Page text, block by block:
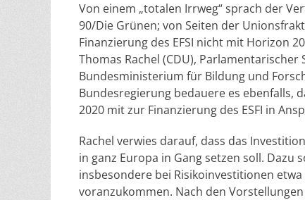
Von einem „totalen Irrweg“ sprach der
90/Die Grünen; von Seiten der
Finanzierung des EFSI nicht mit Horizon
Thomas Rachel (CDU), Parlamentarischer
Bundesministerium für Bildung und
Bundesregierung bedauere es ebenfalls,
2020 mit zur Finanzierung des ESFI in
Rachel verwies darauf, dass das
in ganz Europa in Gang setzen soll.
insbesondere bei Risikoinvestitionen
voranzukommen. Nach den